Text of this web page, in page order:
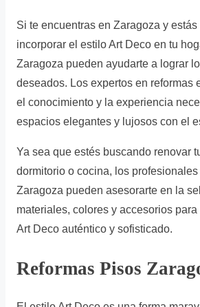
Si te encuentras en Zaragoza y
incorporar el estilo Art Deco en tu
Zaragoza pueden ayudarte a lograr
deseados. Los expertos en reformas
el conocimiento y la experiencia
espacios elegantes y lujosos con el
Ya sea que estés buscando renovar
dormitorio o cocina, los
Zaragoza pueden asesorarte en la
materiales, colores y accesorios
Art Deco auténtico y sofisticado.
Reformas Pisos